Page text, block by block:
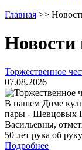
Главная >>
Новости
Торжественное
07.08.2026
В нашем Доме
пары - Шевцовых
Васильевны,
50 лет рука об
Подробнее